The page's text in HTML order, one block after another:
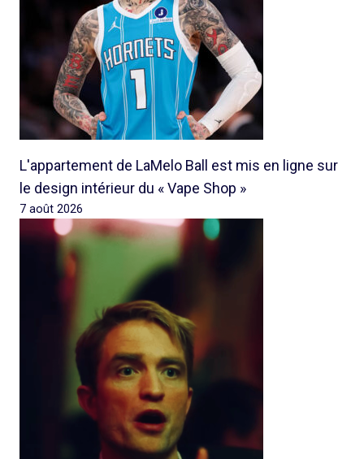
L'appartement de LaMelo Ball est mis en ligne sur
le design intérieur du « Vape Shop »
7 août 2026